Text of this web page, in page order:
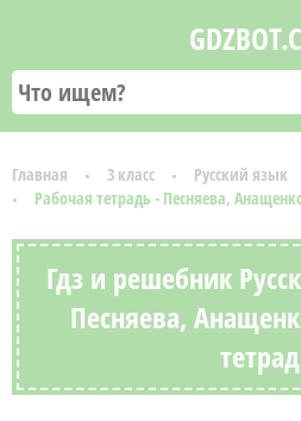
Главная 3 класс
Русский язык
Рабочая тетрадь - Песняева,
Гдз и решебник
Песняева,